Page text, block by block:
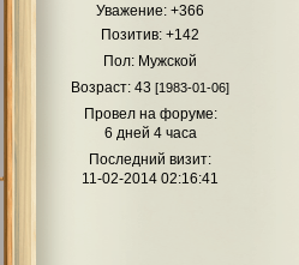
Уважение: +366
Позитив: +142
Пол: Мужской
Возраст: 43 [1983-01-06]
Провел на форуме:
6 дней 4 часа
Последний визит:
11-02-2014 02:16:41